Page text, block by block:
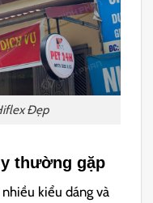
Đẹp
thường gặp
kiểu dáng và